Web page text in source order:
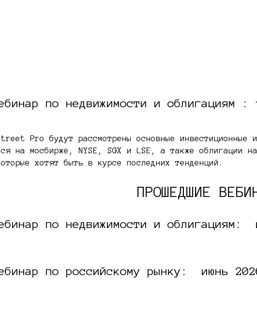
по недвижимости и облигациям :
Pro будут рассмотрены основные инвестиционные
на мосбирже, NYSE, SGX и LSE, а также облигации
хотят быть в курсе последних тенденций.
ПРОШЕДШИЕ
по недвижимости и облигациям:
по российскому рынку: июнь